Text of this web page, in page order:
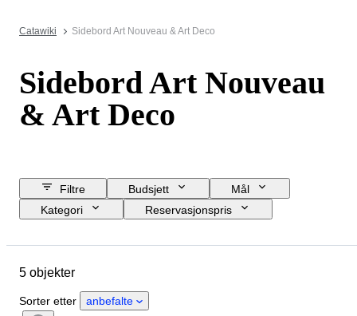
Catawiki Sidebord Art Nouveau & Art Deco
Sidebord Art Nouveau
& Art Deco
Filtre Budsjett
Mål
Kategori
Reservasjonspris
Tilstand
Æra
5 objekter
Sorter etter anbefalte